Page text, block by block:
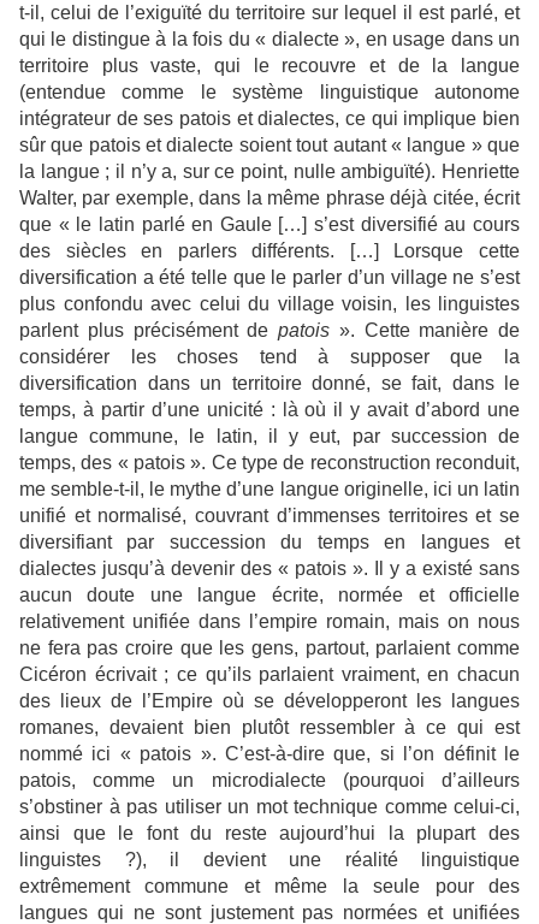
t-il, celui de l’exiguïté du territoire sur lequel il est parlé, et
qui le distingue à la fois du « dialecte », en usage dans un
territoire plus vaste, qui le recouvre et de la langue
(entendue comme le système linguistique autonome
intégrateur de ses patois et dialectes, ce qui implique bien
sûr que patois et dialecte soient tout autant « langue » que
la langue ; il n’y a, sur ce point, nulle ambiguïté). Henriette
Walter, par exemple, dans la même phrase déjà citée, écrit
que « le latin parlé en Gaule […] s’est diversifié au cours
des siècles en parlers différents. […] Lorsque cette
diversification a été telle que le parler d’un village ne s’est
plus confondu avec celui du village voisin, les linguistes
parlent plus précisément de patois ». Cette manière de
considérer les choses tend à supposer que la
diversification dans un territoire donné, se fait, dans le
temps, à partir d’une unicité : là où il y avait d’abord une
langue commune, le latin, il y eut, par succession de
temps, des « patois ». Ce type de reconstruction reconduit,
me semble-t-il, le mythe d’une langue originelle, ici un latin
unifié et normalisé, couvrant d’immenses territoires et se
diversifiant par succession du temps en langues et
dialectes jusqu’à devenir des « patois ». Il y a existé sans
aucun doute une langue écrite, normée et officielle
relativement unifiée dans l’empire romain, mais on nous
ne fera pas croire que les gens, partout, parlaient comme
Cicéron écrivait ; ce qu’ils parlaient vraiment, en chacun
des lieux de l’Empire où se développeront les langues
romanes, devaient bien plutôt ressembler à ce qui est
nommé ici « patois ». C’est-à-dire que, si l’on définit le
patois, comme un microdialecte (pourquoi d’ailleurs
s’obstiner à pas utiliser un mot technique comme celui-ci,
ainsi que le font du reste aujourd’hui la plupart des
linguistes ?), il devient une réalité linguistique
extrêmement commune et même la seule pour des
langues qui ne sont justement pas normées et unifiées